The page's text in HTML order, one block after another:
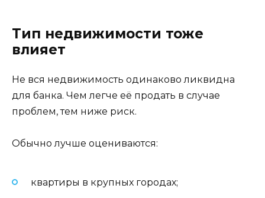
Тип недвижимости тоже
влияет
Не вся недвижимость одинаково ликвидна
для банка. Чем легче её продать в случае
проблем, тем ниже риск.
Обычно лучше оцениваются:
квартиры в крупных городах;